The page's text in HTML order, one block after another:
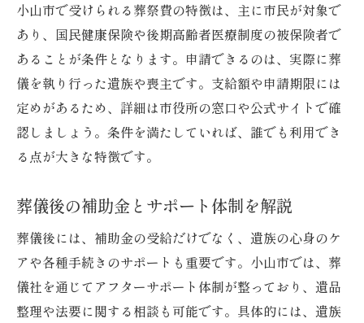
小山市で受けられる葬祭費の特徴は、主に市民が対象で
あり、国民健康保険や後期高齢者医療制度の被保険者で
あることが条件となります。申請できるのは、実際に葬
儀を執り行った遺族や喪主です。支給額や申請期限には
定めがあるため、詳細は市役所の窓口や公式サイトで確
認しましょう。条件を満たしていれば、誰でも利用でき
る点が大きな特徴です。
葬儀後の補助金とサポート体制を解説
葬儀後には、補助金の受給だけでなく、遺族の心身のケ
アや各種手続きのサポートも重要です。小山市では、葬
儀社を通じてアフターサポート体制が整っており、遺品
整理や法要に関する相談も可能です。具体的には、遺族